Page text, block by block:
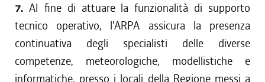
7. AI fine di attuare la funzionalità di supporto
tecnico operativo, l'ARPA assicura la presenza
continuativa degli specialisti delle diverse
competenze, meteorologiche, modellistiche e
informatiche, presso i locali della Regione messi a